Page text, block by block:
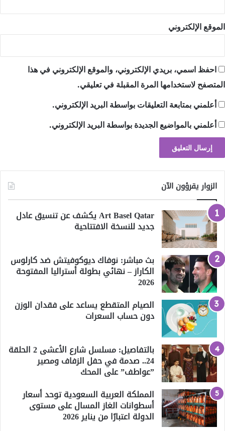
الموقع الإلكتروني
احفظ اسمي، بريدي الإلكتروني، والموقع الإلكتروني في هذا
المتصفح لاستخدامها المرة المقبلة في تعليقي.
أعلمني بمتابعة التعليقات بواسطة البريد الإلكتروني.
أعلمني بالمواضيع الجديدة بواسطة البريد الإلكتروني.
الزوار يقرؤون الآن
Art Basel Qatar يكشف عن تنسيق عادل
جديد للنسخة الافتتاحية
بث مباشر: نوفاك ديوكوفيتش ضد كارلوس
الكاراز – نهائي بطولة أستراليا المفتوحة
2026
الصيام المتقطع يساعد على فقدان الوزن
دون حساب السعرات
بالتفاصيل: مسلسل شارع الأعشى 2 الحلقة
24.. صدمة في حفل الزفاف ومصير
”عواطف” على المحك
المملكة العربية السعودية توحد أسعار
أسطوانات الغاز المسال على مستوى
الدولة اعتبارًا من يناير 2026